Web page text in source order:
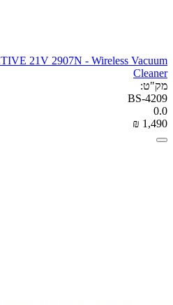
21V 2907N - Wireless Vacuum
Cleaner
מק"ט:
BS-4209
0.0
₪ 1,490